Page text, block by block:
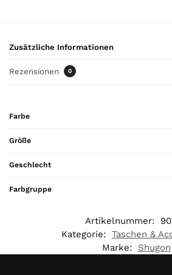
0
0
Zusätzliche Informationen
Rezensionen 0
Farbe
Größe
Geschlecht
Farbgruppe
Artikelnummer:
Kategorie: Taschen &
Marke:
Shugon